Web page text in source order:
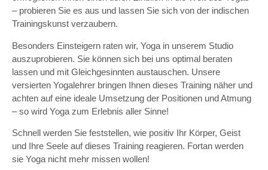
– probieren Sie es aus und lassen Sie sich von der indischen
Trainingskunst verzaubern.
Besonders Einsteigern raten wir, Yoga in unserem Studio
auszuprobieren. Sie können sich bei uns optimal beraten
lassen und mit Gleichgesinnten austauschen. Unsere
versierten Yogalehrer bringen Ihnen dieses Training näher und
achten auf eine ideale Umsetzung der Positionen und Atmung
– so wird Yoga zum Erlebnis aller Sinne!
Schnell werden Sie feststellen, wie positiv Ihr Körper, Geist
und Ihre Seele auf dieses Training reagieren. Fortan werden
sie Yoga nicht mehr missen wollen!